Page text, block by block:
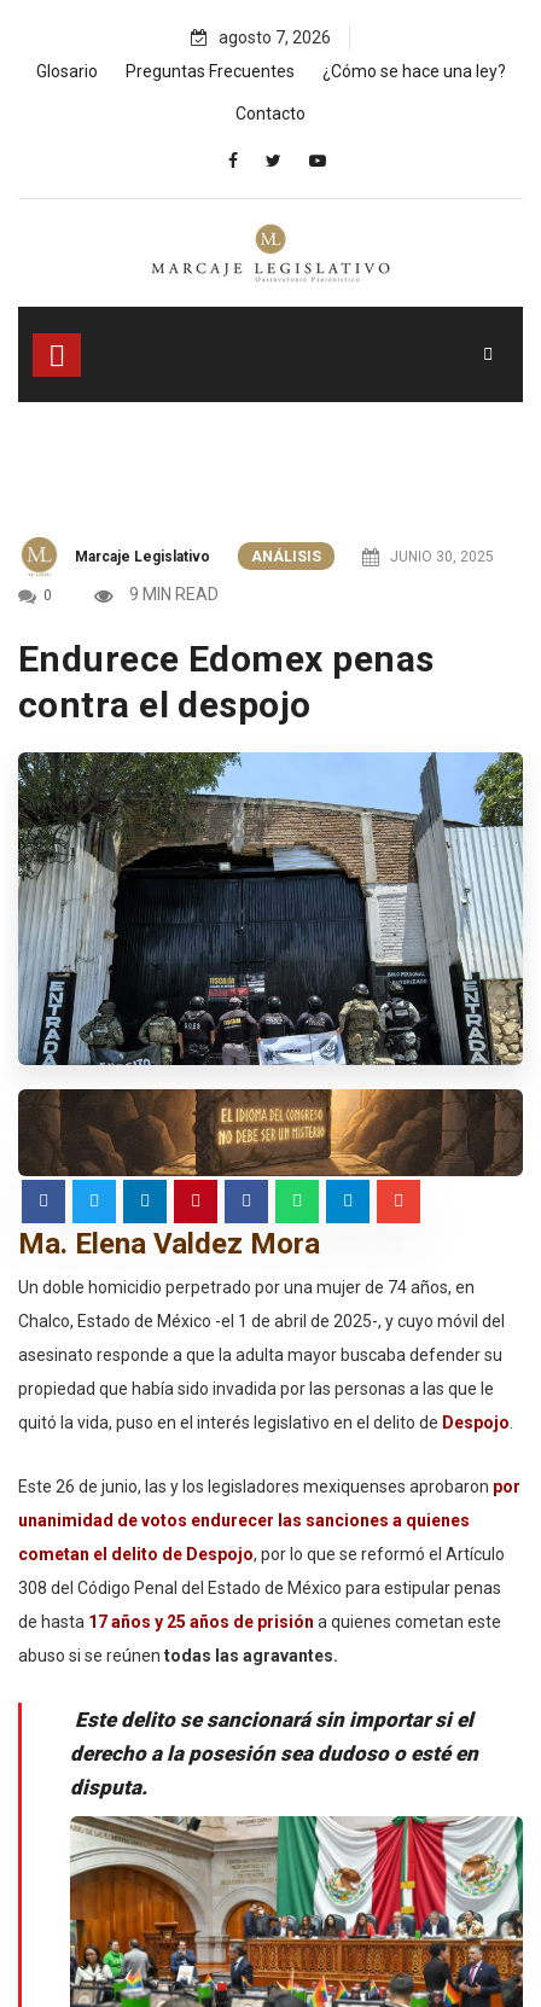
content
agosto 7, 2026
Glosario
Preguntas Frecuentes ¿Cómo se hace una ley?
Contacto
Marcaje Legislativo ANÁLISIS JUNIO 30, 2025
0 9 MIN READ
Endurece Edomex penas
contra el despojo
Ma. Elena Valdez Mora
Un doble homicidio perpetrado por una mujer de 74 años, en
Chalco, Estado de México -el 1 de abril de 2025-, y cuyo móvil del
asesinato responde a que la adulta mayor buscaba defender su
propiedad que había sido invadida por las personas a las que le
quitó la vida, puso en el interés legislativo en el delito de Despojo.
Este 26 de junio, las y los legisladores mexiquenses aprobaron por
unanimidad de votos endurecer las sanciones a quienes
cometan el delito de Despojo, por lo que se reformó el Artículo
308 del Código Penal del Estado de México para estipular penas
de hasta 17 años y 25 años de prisión a quienes cometan este
abuso si se reúnen todas las agravantes.
Este delito se sancionará sin importar si el
derecho a la posesión sea dudoso o esté en
disputa.